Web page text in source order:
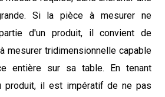
Si la pièce à mesurer ne
d'un produit, il convient de
mesurer tridimensionnelle capable
entière sur sa table. En tenant
produit, il est impératif de ne pas